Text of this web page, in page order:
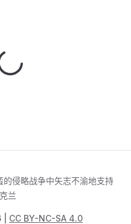
侵略战争中矢志不渝地支持
兰
| CC BY-NC-SA 4.0